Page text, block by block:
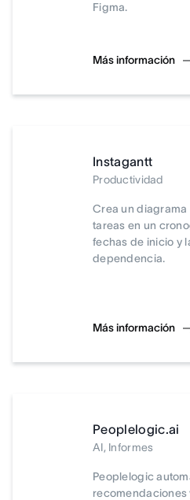
Figma.
Más información
Instagantt
Productividad
Crea un
tareas en un
fechas de inicio y
dependencia.
Más información
Peoplelogic.ai
AI, Informes
Peoplelogic
recomendaciones